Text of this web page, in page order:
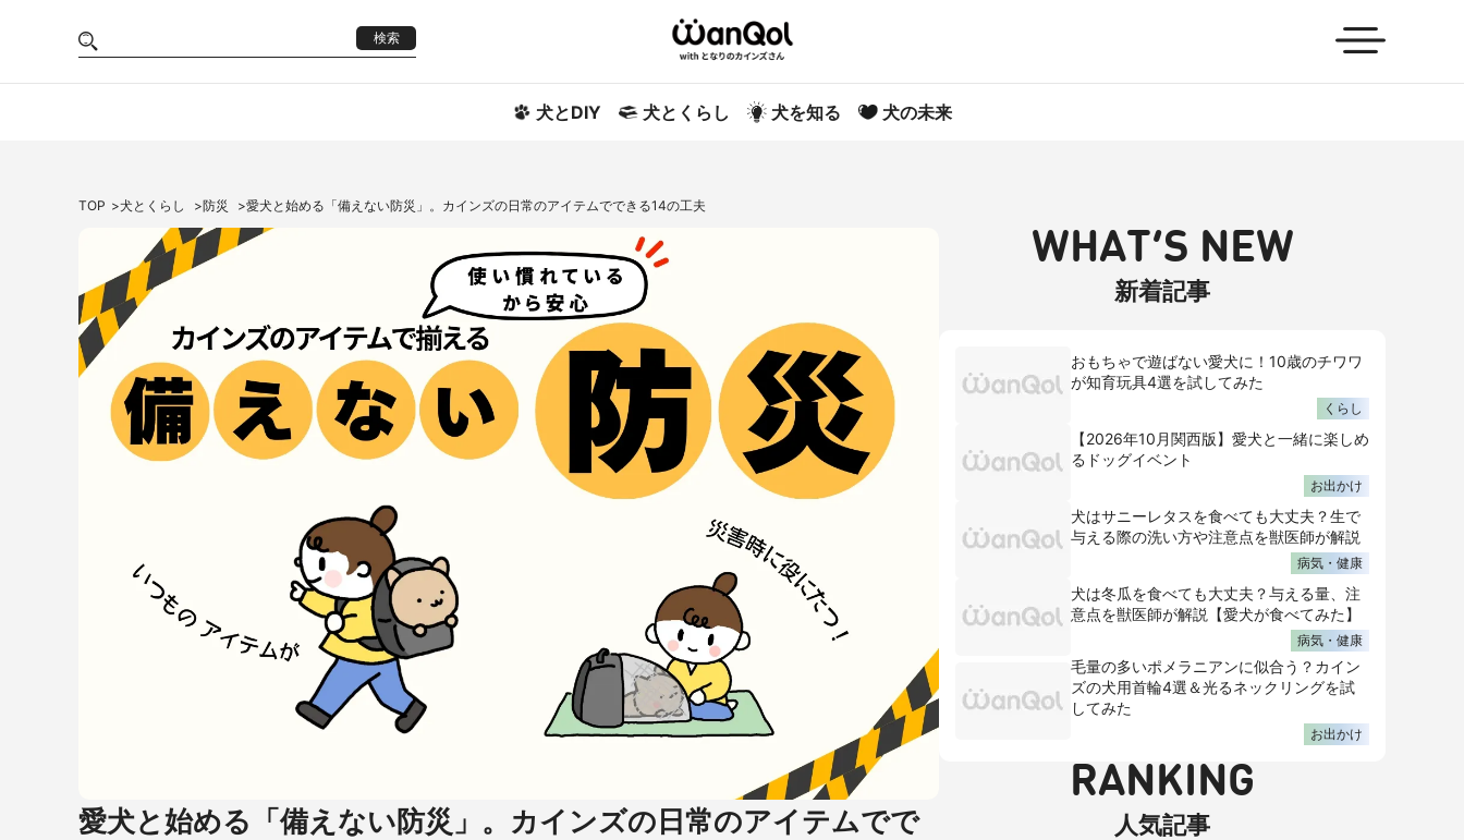
検索
犬とDIY 犬とくらし 犬を知る 犬の未来
TOP 犬とくらし 防災 愛犬と始める「備えない防災」。カインズの日常のアイテムでできる14の工夫
愛犬と始める「備えない防災」。カインズの日常のアイテムでで
WHAT’S NEW
新着記事
おもちゃで遊ばない愛犬に！10歳のチワワ
が知育玩具4選を試してみた
くらし
【2026年10月関西版】愛犬と一緒に楽しめ
るドッグイベント
お出かけ
犬はサニーレタスを食べても大丈夫？生で
与える際の洗い方や注意点を獣医師が解説
病気・健康
犬は冬瓜を食べても大丈夫？与える量、注
意点を獣医師が解説【愛犬が食べてみた】
病気・健康
毛量の多いポメラニアンに似合う？カイン
ズの犬用首輪4選＆光るネックリングを試
してみた
お出かけ
RANKING
人気記事